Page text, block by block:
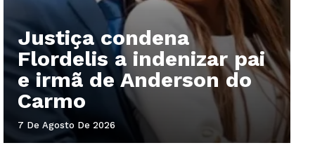
Justiça condena
Flordelis a indenizar pai
e irmã de Anderson do
Carmo
7 De Agosto De 2026